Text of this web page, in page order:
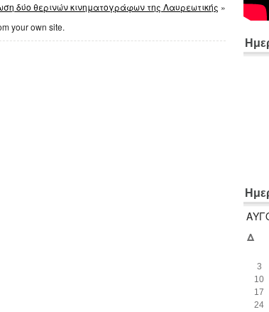
δύο θερινών κινηματογράφων της Λαυρεωτικής »
your own site.
Δ
3
10
17
24